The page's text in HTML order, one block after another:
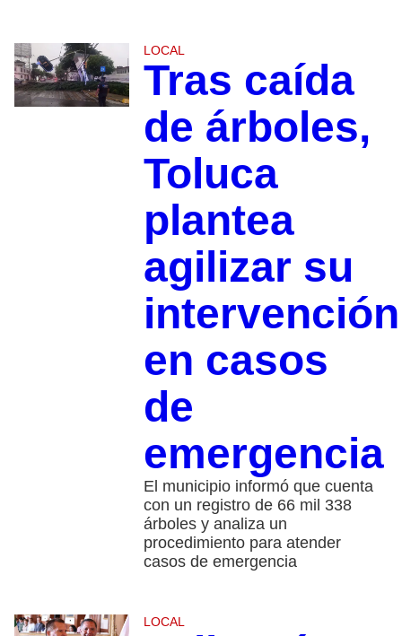
LOCAL
Tras caída
de árboles,
Toluca
plantea
agilizar su
intervención
en casos
de
emergencia
El municipio informó que cuenta
con un registro de 66 mil 338
árboles y analiza un
procedimiento para atender
casos de emergencia
LOCAL